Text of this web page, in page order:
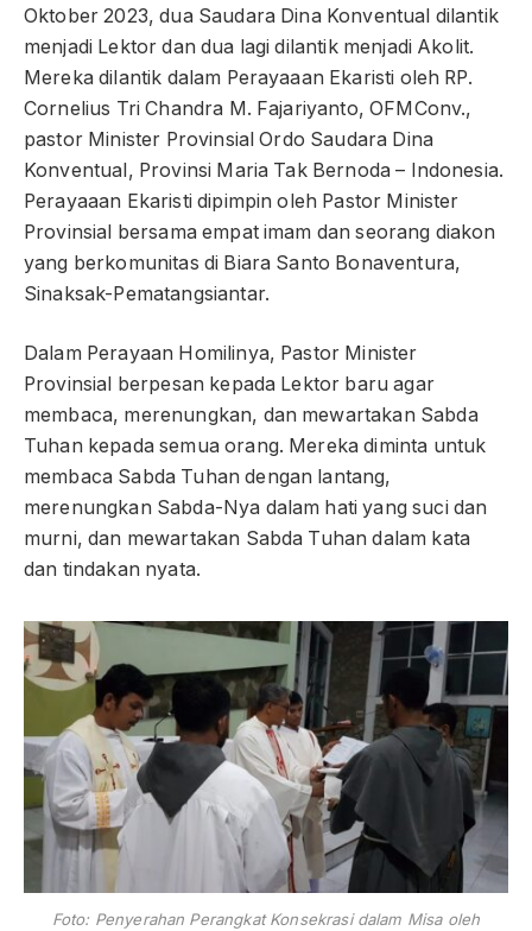
Oktober 2023, dua Saudara Dina Konventual dilantik
menjadi Lektor dan dua lagi dilantik menjadi Akolit.
Mereka dilantik dalam Perayaaan Ekaristi oleh RP.
Cornelius Tri Chandra M. Fajariyanto, OFMConv.,
pastor Minister Provinsial Ordo Saudara Dina
Konventual, Provinsi Maria Tak Bernoda – Indonesia.
Perayaaan Ekaristi dipimpin oleh Pastor Minister
Provinsial bersama empat imam dan seorang diakon
yang berkomunitas di Biara Santo Bonaventura,
Sinaksak-Pematangsiantar.
Dalam Perayaan Homilinya, Pastor Minister
Provinsial berpesan kepada Lektor baru agar
membaca, merenungkan, dan mewartakan Sabda
Tuhan kepada semua orang. Mereka diminta untuk
membaca Sabda Tuhan dengan lantang,
merenungkan Sabda-Nya dalam hati yang suci dan
murni, dan mewartakan Sabda Tuhan dalam kata
dan tindakan nyata.
Foto: Penyerahan Perangkat Konsekrasi dalam Misa oleh